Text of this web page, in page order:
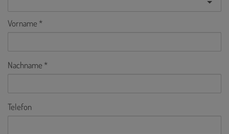
Vorname
Nachname
Telefon